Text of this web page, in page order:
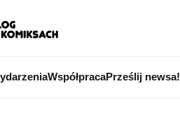
WspółpracaPrześlij newsa!